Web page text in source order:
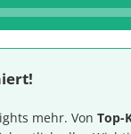
mehr. Von Top-